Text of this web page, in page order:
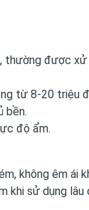
thường được
từ 8-20 triệu
bền.
độ ẩm.
không êm ái
khi sử dụng lâu